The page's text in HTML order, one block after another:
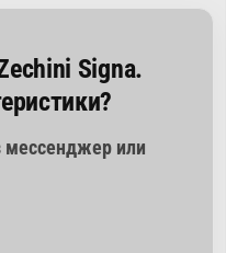
Signa.
мессенджер или